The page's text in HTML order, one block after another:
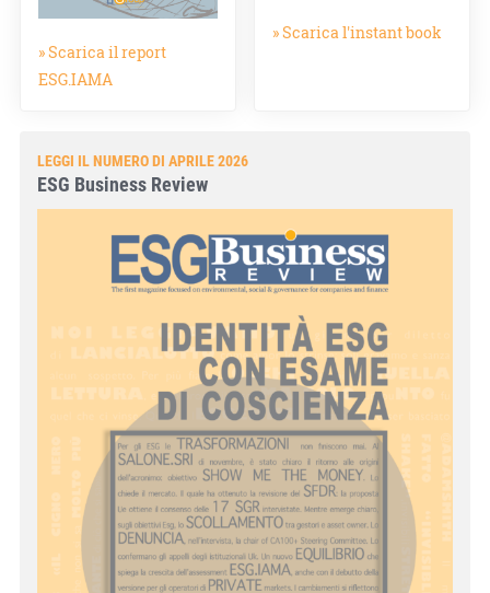
» Scarica il report
ESG.IAMA
» Scarica l'instant book
LEGGI IL NUMERO DI APRILE 2026
ESG Business Review